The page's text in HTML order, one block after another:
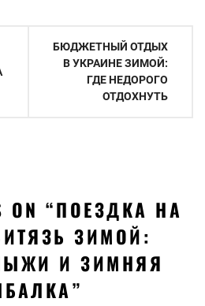
БЮДЖЕТНЫЙ ОТДЫХ
В УКРАИНЕ ЗИМОЙ:
ГДЕ НЕДОРОГО
ОТДОХНУТЬ
ON “ПОЕЗДКА НА
ЗИМОЙ:
И ЗИМНЯЯ
”